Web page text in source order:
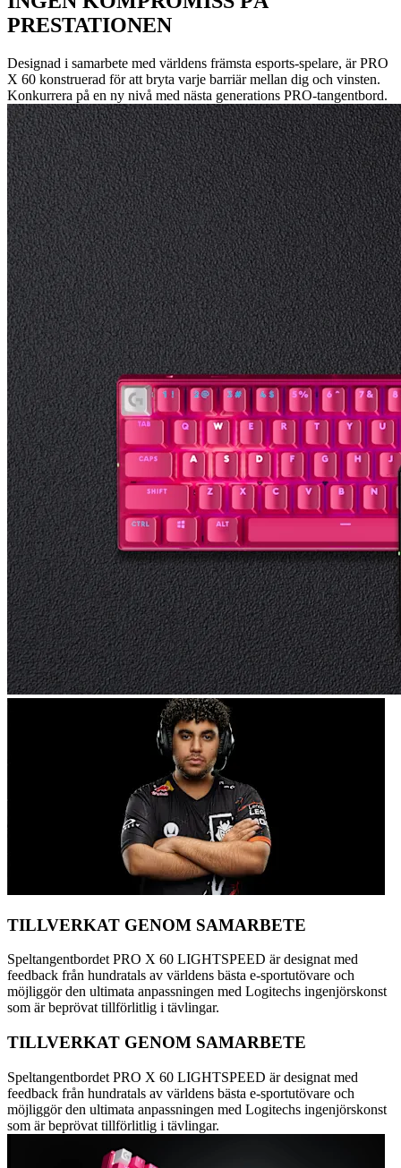
PRESTATIONEN
Designad i samarbete med världens främsta esports-spelare, är PRO
X 60 konstruerad för att bryta varje barriär mellan dig och vinsten.
Konkurrera på en ny nivå med nästa generations PRO-tangentbord.
TILLVERKAT GENOM SAMARBETE
Speltangentbordet PRO X 60 LIGHTSPEED är designat med
feedback från hundratals av världens bästa e-sportutövare och
möjliggör den ultimata anpassningen med Logitechs ingenjörskonst
som är beprövat tillförlitlig i tävlingar.
TILLVERKAT GENOM SAMARBETE
Speltangentbordet PRO X 60 LIGHTSPEED är designat med
feedback från hundratals av världens bästa e-sportutövare och
möjliggör den ultimata anpassningen med Logitechs ingenjörskonst
som är beprövat tillförlitlig i tävlingar.